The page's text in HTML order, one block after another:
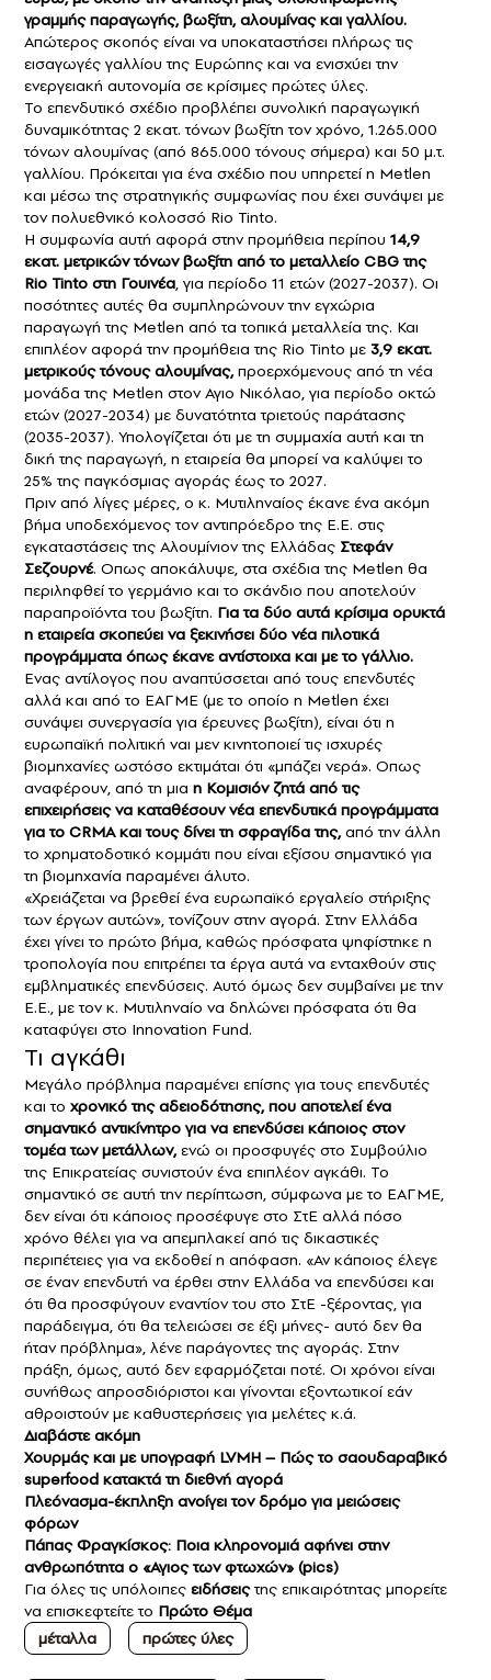
γραμμής παραγωγής, βωξίτη, αλουμίνας και γαλλίου.
Απώτερος σκοπός είναι να υποκαταστήσει πλήρως τις
εισαγωγές γαλλίου της Ευρώπης και να ενισχύει την
ενεργειακή αυτονομία σε κρίσιμες πρώτες ύλες.
Το επενδυτικό σχέδιο προβλέπει συνολική παραγωγική
δυναμικότητας 2 εκατ. τόνων βωξίτη τον χρόνο, 1.265.000
τόνων αλουμίνας (από 865.000 τόνους σήμερα) και 50 μ.τ.
γαλλίου. Πρόκειται για ένα σχέδιο που υπηρετεί η Metlen
και μέσω της στρατηγικής συμφωνίας που έχει συνάψει με
τον πολυεθνικό κολοσσό Rio Tinto.
Η συμφωνία αυτή αφορά στην προμήθεια περίπου 14,9
εκατ. μετρικών τόνων βωξίτη από το μεταλλείο CBG της
Rio Tinto στη Γουινέα, για περίοδο 11 ετών (2027-2037). Οι
ποσότητες αυτές θα συμπληρώνουν την εγχώρια
παραγωγή της Μetlen από τα τοπικά μεταλλεία της. Και
επιπλέον αφορά την προμήθεια της Rio Tinto με 3,9 εκατ.
μετρικούς τόνους αλουμίνας,προερχόμενους από τη νέα
μονάδα της Μetlen στον Αγιο Νικόλαο, για περίοδο οκτώ
ετών (2027-2034) με δυνατότητα τριετούς παράτασης
(2035-2037). Υπολογίζεται ότι με τη συμμαχία αυτή και τη
δική της παραγωγή, η εταιρεία θα μπορεί να καλύψει το
25% της παγκόσμιας αγοράς έως το 2027.
Πριν από λίγες μέρες, ο κ. Μυτιληναίος έκανε ένα ακόμη
βήμα υποδεχόμενος τον αντιπρόεδρο της Ε.Ε. στις
εγκαταστάσεις της Αλουμίνιον της Ελλάδας Στεφάν
Σεζουρνέ. Οπως αποκάλυψε, στα σχέδια της Metlen θα
περιληφθεί το γερμάνιο και το σκάνδιο που αποτελούν
παραπροϊόντα του βωξίτη. Για τα δύο αυτά κρίσιμα ορυκτά
η εταιρεία σκοπεύει να ξεκινήσει δύο νέα πιλοτικά
προγράμματα όπως έκανε αντίστοιχα και με το γάλλιο.
Ενας αντίλογος που αναπτύσσεται από τους επενδυτές
αλλά και από το ΕΑΓΜΕ (με το οποίο η Metlen έχει
συνάψει συνεργασία για έρευνες βωξίτη), είναι ότι η
ευρωπαϊκή πολιτική ναι μεν κινητοποιεί τις ισχυρές
βιομηχανίες ωστόσο εκτιμάται ότι «μπάζει νερά». Οπως
αναφέρουν, από τη μια η Κομισιόν ζητά από τις
επιχειρήσεις να καταθέσουν νέα επενδυτικά προγράμματα
για το CRMΑ και τους δίνει τη σφραγίδα της,από την άλλη
το χρηματοδοτικό κομμάτι που είναι εξίσου σημαντικό για
τη βιομηχανία παραμένει άλυτο.
«Χρειάζεται να βρεθεί ένα ευρωπαϊκό εργαλείο στήριξης
των έργων αυτών», τονίζουν στην αγορά. Στην Ελλάδα
έχει γίνει το πρώτο βήμα, καθώς πρόσφατα ψηφίστηκε η
τροπολογία που επιτρέπει τα έργα αυτά να ενταχθούν στις
εμβληματικές επενδύσεις. Αυτό όμως δεν συμβαίνει με την
Ε.Ε., με τον κ. Μυτιληναίο να δηλώνει πρόσφατα ότι θα
καταφύγει στο Innovation Fund.
Τι αγκάθι
Μεγάλο πρόβλημα παραμένει επίσης για τους επενδυτές
και το χρονικό της αδειοδότησης, που αποτελεί ένα
σημαντικό αντικίνητρο για να επενδύσει κάποιος στον
τομέα των μετάλλων,ενώ οι προσφυγές στο Συμβούλιο
της Επικρατείας συνιστούν ένα επιπλέον αγκάθι. Το
σημαντικό σε αυτή την περίπτωση, σύμφωνα με το ΕΑΓΜΕ,
δεν είναι ότι κάποιος προσέφυγε στο ΣτΕ αλλά πόσο
χρόνο θέλει για να απεμπλακεί από τις δικαστικές
περιπέτειες για να εκδοθεί η απόφαση. «Αν κάποιος έλεγε
σε έναν επενδυτή να έρθει στην Ελλάδα να επενδύσει και
ότι θα προσφύγουν εναντίον του στο ΣτΕ -ξέροντας, για
παράδειγμα, ότι θα τελειώσει σε έξι μήνες- αυτό δεν θα
ήταν πρόβλημα», λένε παράγοντες της αγοράς. Στην
πράξη, όμως, αυτό δεν εφαρμόζεται ποτέ. Οι χρόνοι είναι
συνήθως απροσδιόριστοι και γίνονται εξοντωτικοί εάν
αθροιστούν με καθυστερήσεις για μελέτες κ.ά.
Διαβάστε ακόμη
Χουρμάς και με υπογραφή LVMH – Πώς το σαουδαραβικό
superfood κατακτά τη διεθνή αγορά
Πλεόνασμα-έκπληξη ανοίγει τον δρόμο για μειώσεις
φόρων
Πάπας Φραγκίσκος: Ποια κληρονομιά αφήνει στην
ανθρωπότητα ο «Αγιος των φτωχών» (pics)
Για όλες τις υπόλοιπες ειδήσειςτης επικαιρότητας μπορείτε
να επισκεφτείτε το Πρώτο Θέμα
μέταλλα
πρώτες ύλες